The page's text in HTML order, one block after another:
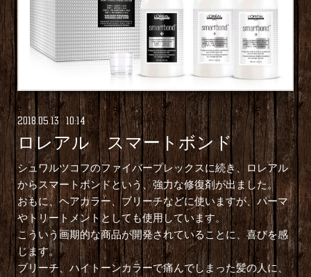
2018.05.13 10:14
ロレアル スマートボンド
シュワルツコフのファイバープレックスに続き、ロレアル
からスマートボンドという、強力な修復剤が出ました。
おもに、ヘアカラー、ブリーチなどに使いますが、パーマ
やトリートメントとしても使用しています。
こういう画期的な商品が開発されていることに、喜びを感
じます。
ブリーチ、ハイトーンカラーで痛んでしまった髪の人に、